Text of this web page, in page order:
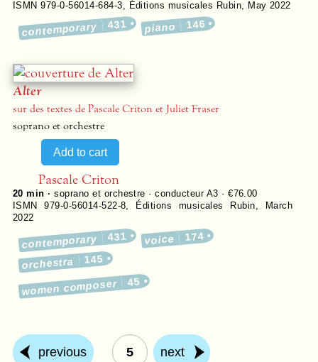
ISMN 979-0-56014-684-3, Éditions musicales Rubin, May 2022
contemporary 431 piano 146
Alter
sur des textes de Pascale Criton et Juliet Fraser
soprano et orchestre
Pascale Criton
20 min ·soprano et orchestre · conducteur A3 · €76.00
ISMN 979-0-56014-522-8, Éditions musicales Rubin,
March
2022
contemporary 431 voice 174
orchestra 145
women composer 45
previous 5 next